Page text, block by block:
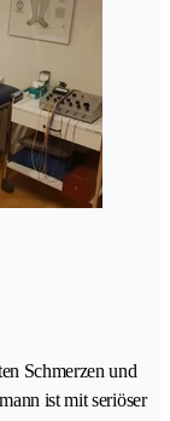
Schmerzen und
ist mit seriöser